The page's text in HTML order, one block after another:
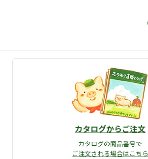
カタログからご注文
カタログの商品番号で
ご注文される場合はこちら